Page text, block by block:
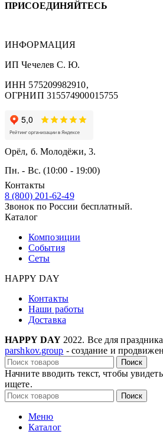
ПРИСОЕДИНЯЙТЕСЬ
ИНФОРМАЦИЯ
ИП Чечелев С. Ю.
ИНН 575209982910,
ОГРНИП 315574900015755
Орёл, б. Молодёжи, 3.
Пн. - Вс. (10:00 - 19:00)
Контакты
8 (800) 201-62-49
Звонок по России бесплатный.
Каталог
Композиции
События
Сеты
HAPPY DAY
Контакты
Наши работы
Доставка
HAPPY DAY 2022. Все для
parshkov.group - создание и
Поиск
Начните вводить текст, чтобы
ищете.
Поиск
Меню
Каталог